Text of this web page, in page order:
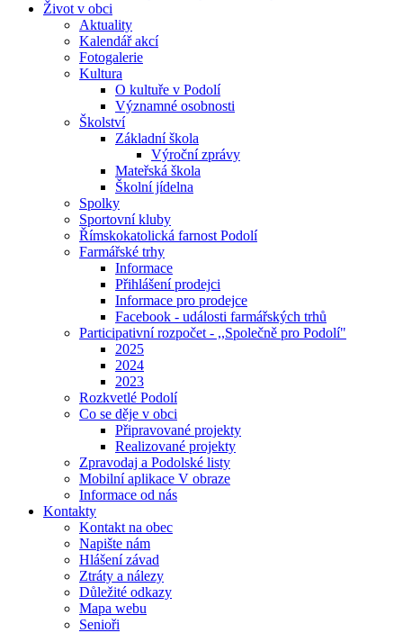
Život v obci
Aktuality
Kalendář akcí
Fotogalerie
Kultura
O kultuře v Podolí
Významné osobnosti
Školství
Základní škola
Výroční zprávy
Mateřská škola
Školní jídelna
Spolky
Sportovní kluby
Římskokatolická farnost Podolí
Farmářské trhy
Informace
Přihlášení prodejci
Informace pro prodejce
Facebook - události farmářských trhů
Participativní rozpočet - ,,Společně pro Podolí"
2025
2024
2023
Rozkvetlé Podolí
Co se děje v obci
Připravované projekty
Realizované projekty
Zpravodaj a Podolské listy
Mobilní aplikace V obraze
Informace od nás
Kontakty
Kontakt na obec
Napište nám
Hlášení závad
Ztráty a nálezy
Důležité odkazy
Mapa webu
Senioři